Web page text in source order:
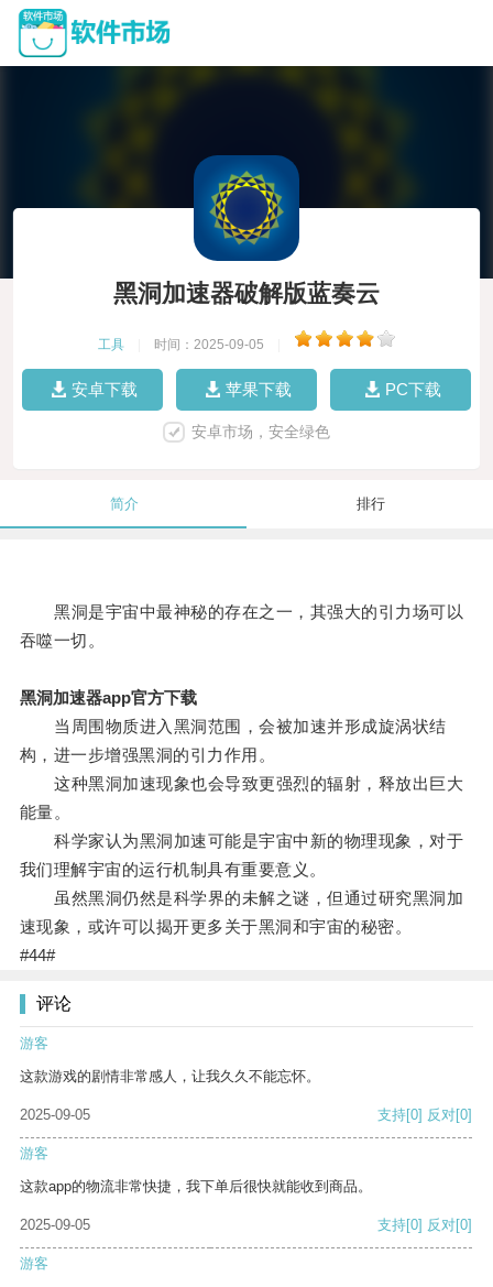
黑洞加速器破解版蓝奏云
工具 时间：2025-09-05
安卓下载 苹果下载 PC下载
安卓市场，安全绿色
简介 排行
黑洞是宇宙中最神秘的存在之一，其强大的引力场可以
吞噬一切。
黑洞加速器app官方下载
当周围物质进入黑洞范围，会被加速并形成旋涡状结
构，进一步增强黑洞的引力作用。
这种黑洞加速现象也会导致更强烈的辐射，释放出巨大
能量。
科学家认为黑洞加速可能是宇宙中新的物理现象，对于
我们理解宇宙的运行机制具有重要意义。
虽然黑洞仍然是科学界的未解之谜，但通过研究黑洞加
速现象，或许可以揭开更多关于黑洞和宇宙的秘密。
#44#
评论
游客
这款游戏的剧情非常感人，让我久久不能忘怀。
2025-09-05 支持[0] 反对[0]
游客
这款app的物流非常快捷，我下单后很快就能收到商品。
2025-09-05 支持[0] 反对[0]
游客